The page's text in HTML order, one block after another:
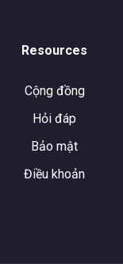
Resources
Cộng đồng
Hỏi đáp
Bảo mật
Điều khoản